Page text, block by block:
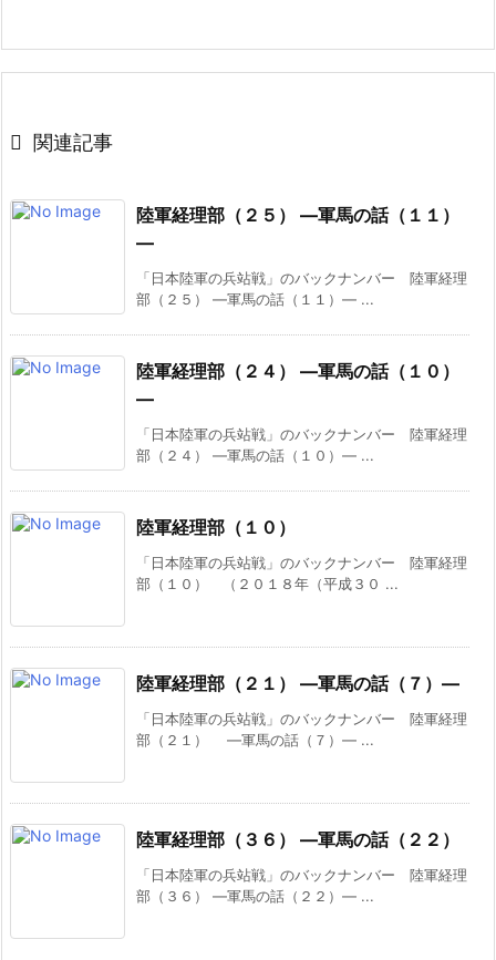
 関連記事
陸軍経理部（２５） ―軍馬の話（１１）
―
「日本陸軍の兵站戦」のバックナンバー 陸軍経理
部（２５） ―軍馬の話（１１）― ...
陸軍経理部（２４） ―軍馬の話（１０）
―
「日本陸軍の兵站戦」のバックナンバー 陸軍経理
部（２４） ―軍馬の話（１０）― ...
陸軍経理部（１０）
「日本陸軍の兵站戦」のバックナンバー 陸軍経理
部（１０） （２０１８年（平成３０ ...
陸軍経理部（２１） ―軍馬の話（７）―
「日本陸軍の兵站戦」のバックナンバー 陸軍経理
部（２１） ―軍馬の話（７）― ...
陸軍経理部（３６） ―軍馬の話（２２）
「日本陸軍の兵站戦」のバックナンバー 陸軍経理
部（３６） ―軍馬の話（２２）― ...